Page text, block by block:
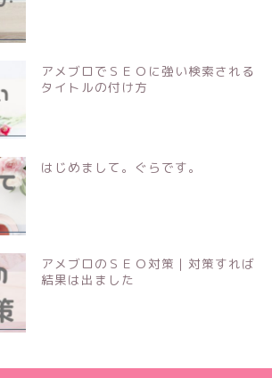
アメブロでＳＥＯに強い検索される
タイトルの付け方
はじめまして。ぐらです。
アメブロのＳＥＯ対策｜対策すれば
結果は出ました